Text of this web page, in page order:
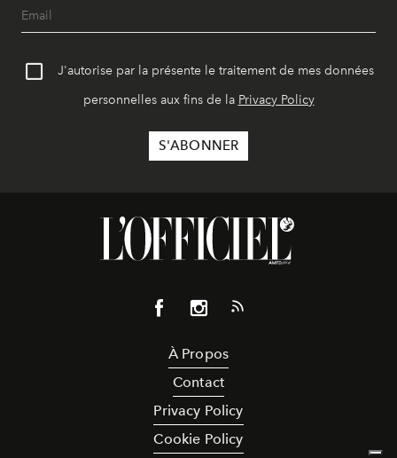
J'autorise par la présente le traitement de mes données
personnelles aux fins de la Privacy Policy
À Propos
Contact
Privacy Policy
Cookie Policy